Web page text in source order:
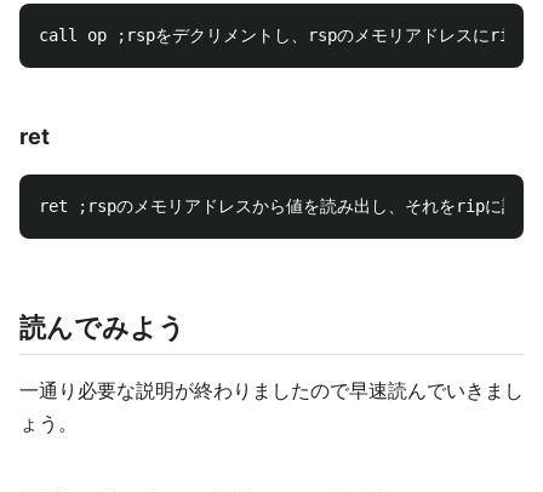
call op ; rspをデクリメントし、rspのメモリアドレスにrip
ret
ret ;
読んでみよう
一通り必要な説明が終わりましたので早速読んでいきまし
ょう。